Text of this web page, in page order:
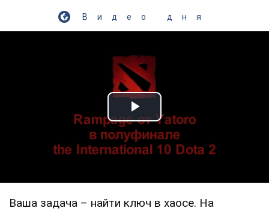
Видео дня
Play Video
Ваша задача – найти ключ в хаосе. На